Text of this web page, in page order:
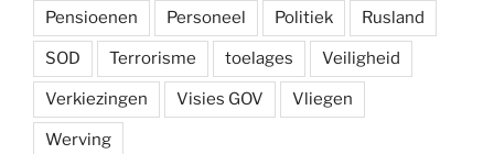
Pensioenen Personeel Politiek Rusland
SOD Terrorisme toelages Veiligheid
Verkiezingen Visies GOV Vliegen
Werving